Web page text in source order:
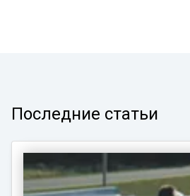
Последние статьи